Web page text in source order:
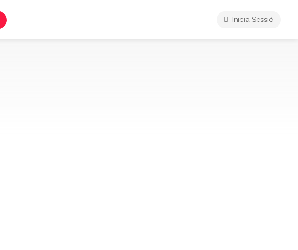
Inicia Sessió